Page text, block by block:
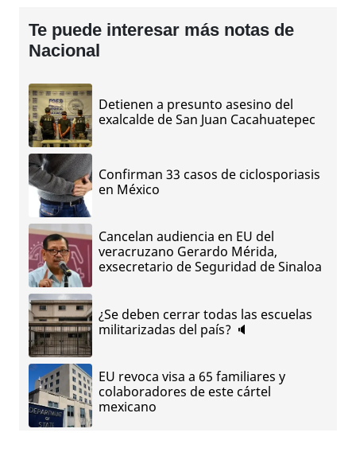
Te puede interesar más notas de
Nacional
Detienen a presunto asesino del
exalcalde de San Juan Cacahuatepec
Confirman 33 casos de ciclosporiasis
en México
Cancelan audiencia en EU del
veracruzano Gerardo Mérida,
exsecretario de Seguridad de Sinaloa
¿Se deben cerrar todas las escuelas
militarizadas del país? 🔈
EU revoca visa a 65 familiares y
colaboradores de este cártel
mexicano